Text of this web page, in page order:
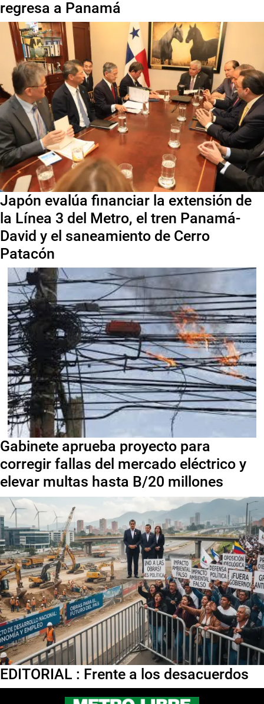
regresa a Panamá
Japón evalúa financiar la extensión de
la Línea 3 del Metro, el tren Panamá-
David y el saneamiento de Cerro
Patacón
Gabinete aprueba proyecto para
corregir fallas del mercado eléctrico y
elevar multas hasta B/20 millones
EDITORIAL : Frente a los desacuerdos